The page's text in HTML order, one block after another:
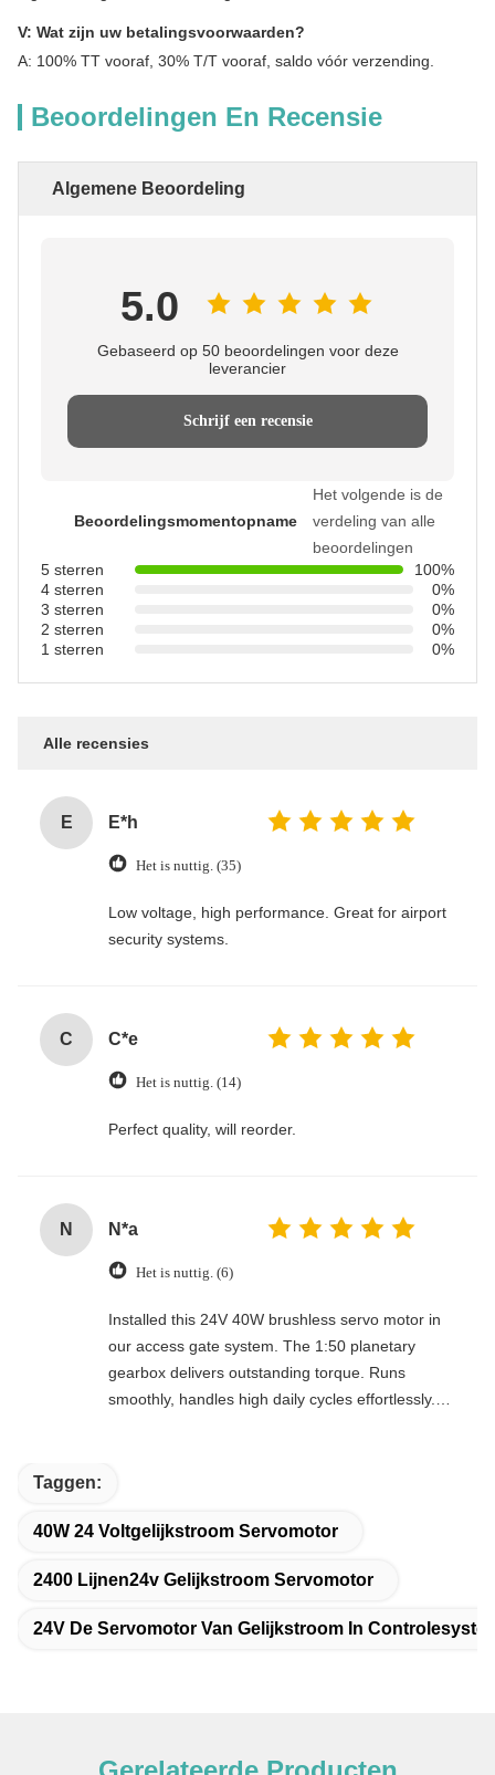
V: Wat zijn uw betalingsvoorwaarden?
A: 100% TT vooraf, 30% T/T vooraf, saldo vóór verzending.
Beoordelingen En Recensie
Algemene Beoordeling
5.0
Gebaseerd op 50 beoordelingen voor deze
leverancier
Schrijf een recensie
Beoordelingsmomentopname
Het volgende is de
verdeling van alle
beoordelingen
5 sterren
100%
4 sterren
0%
3 sterren
0%
2 sterren
0%
1 sterren
0%
Alle recensies
E E*h
Het is nuttig. (35)
Low voltage, high performance. Great for airport
security systems.
C C*e
Het is nuttig. (14)
Perfect quality, will reorder.
N N*a
Het is nuttig. (6)
Installed this 24V 40W brushless servo motor in
our access gate system. The 1:50 planetary
gearbox delivers outstanding torque. Runs
smoothly, handles high daily cycles effortlessly.
Taggen:
40W 24 Voltgelijkstroom Servomotor
2400 Lijnen24v Gelijkstroom Servomotor
24V De Servomotor Van Gelijkstroom In